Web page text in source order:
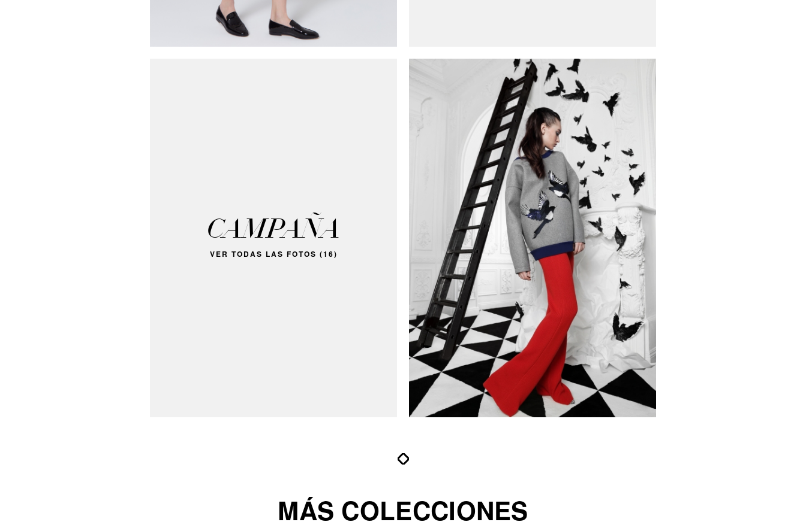
CAMPAÑA
VER TODAS LAS FOTOS (16)
MÁS COLECCIONES